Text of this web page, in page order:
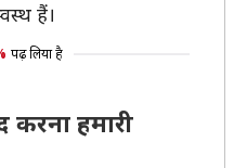
हैं।
पढ़ लिया है
करना हमारी